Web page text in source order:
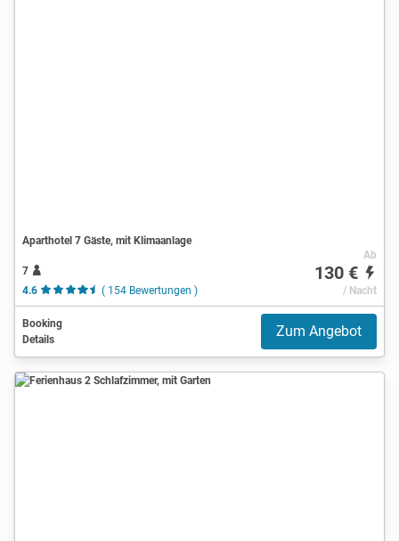
Aparthotel 7 Gäste, mit Klimaanlage
7
4.6
( 154 Bewertungen )
Ab
130 €
/ Nacht
Booking
Details
Zum Angebot